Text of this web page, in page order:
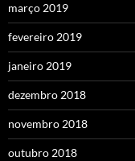
março 2019
fevereiro 2019
janeiro 2019
dezembro 2018
novembro 2018
outubro 2018